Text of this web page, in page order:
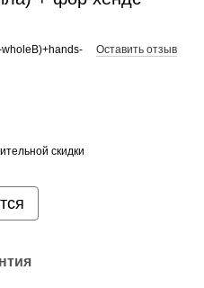
Оставить отзыв
скидки